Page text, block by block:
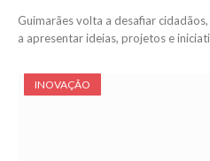
Guimarães volta a desafiar
a apresentar ideias, projetos e
INOVAÇÃO